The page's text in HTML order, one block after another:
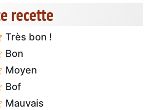
recette
Très bon !
Bon
Moyen
Bof
Mauvais